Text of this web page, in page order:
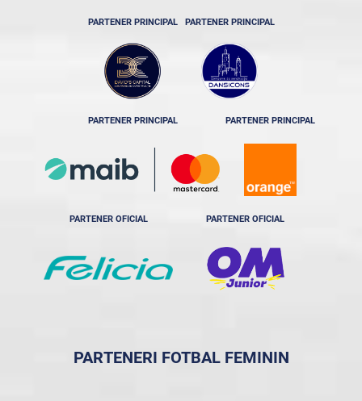
PARTENER PRINCIPAL PARTENER PRINCIPAL
PARTENER PRINCIPAL PARTENER PRINCIPAL
PARTENER OFICIAL PARTENER OFICIAL
PARTENERI FOTBAL FEMININ